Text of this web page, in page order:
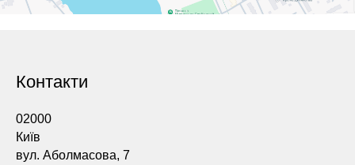
Контакти
02000
Київ
вул. Аболмасова, 7